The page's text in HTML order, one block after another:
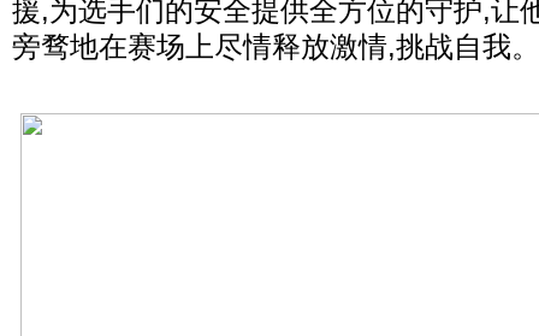
援,为选手们的安全提供全方位的守护,让
旁骛地在赛场上尽情释放激情,挑战自我。